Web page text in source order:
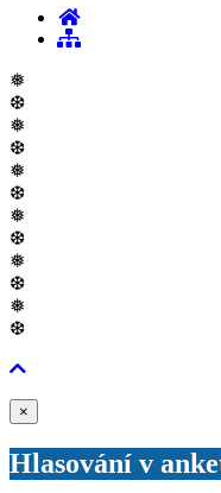
❅
❆
❅
❆
❅
❆
❅
❆
❅
❆
❅
❆
×
Hlasování v